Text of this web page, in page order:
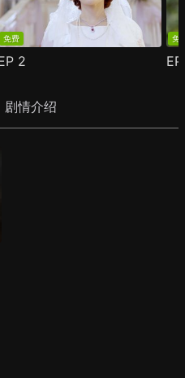
免费
2
免
剧情介绍